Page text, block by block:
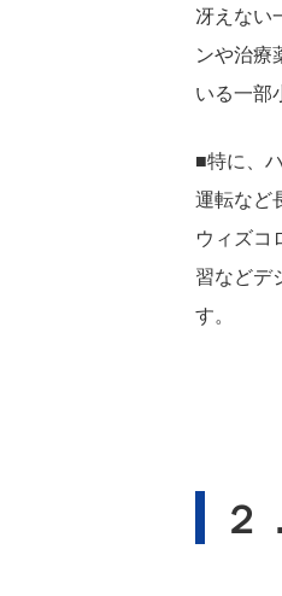
冴えない
ンや治療
いる一部
■特に、
運転など
ウィズコ
習などデ
す。
２